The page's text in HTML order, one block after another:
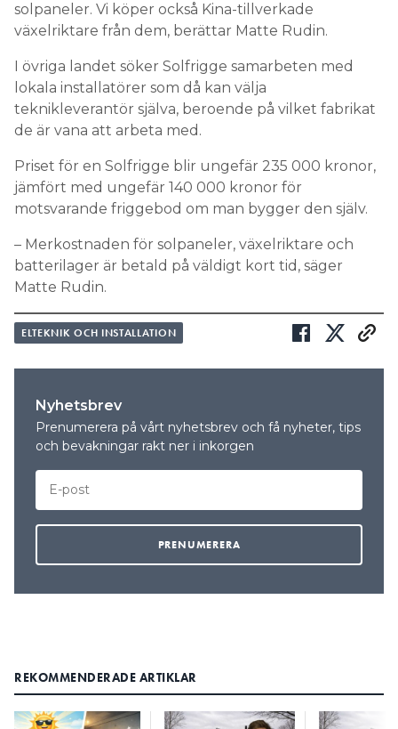
solpaneler. Vi köper också Kina-tillverkade
växelriktare från dem, berättar Matte Rudin.
I övriga landet söker Solfrigge samarbeten med
lokala installatörer som då kan välja
teknikleverantör själva, beroende på vilket fabrikat
de är vana att arbeta med.
Priset för en Solfrigge blir ungefär 235 000 kronor,
jämfört med ungefär 140 000 kronor för
motsvarande friggebod om man bygger den själv.
– Merkostnaden för solpaneler, växelriktare och
batterilager är betald på väldigt kort tid, säger
Matte Rudin.
ELTEKNIK OCH INSTALLATION
Nyhetsbrev
Prenumerera på vårt nyhetsbrev och få nyheter, tips
och bevakningar rakt ner i inkorgen
REKOMMENDERADE ARTIKLAR